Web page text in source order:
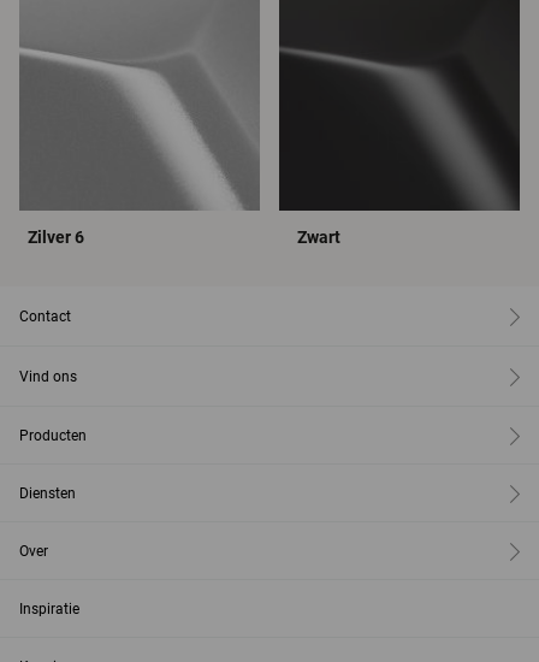
Zilver 6 Zwart
Contact
Vind ons
Producten
Diensten
Over
Inspiratie